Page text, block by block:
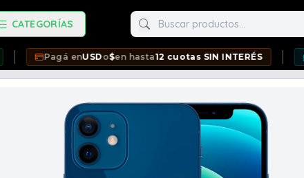
CATEGORÍAS Buscar productos
Pagá enUSDo$en hasta12 cuotas SIN INTERÉS